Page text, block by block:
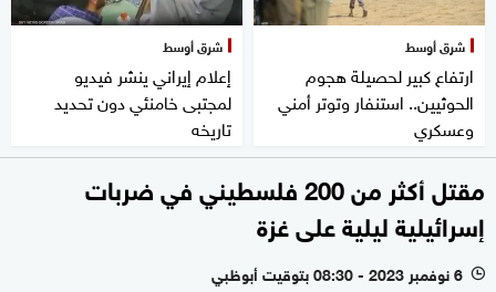
شرق أوسط
ارتفاع كبير لحصيلة هجوم
الحوثيين.. استنفار وتوتر أمني
وعسكري
شرق أوسط
إعلام إيراني ينشر فيديو
لمجتبى خامنئي دون تحديد
تاريخه
مقتل أكثر من 200 فلسطيني في ضربات
إسرائيلية ليلية على غزة
l 6 نوفمبر 2023 - 08:30 بتوقيت أبوظبي